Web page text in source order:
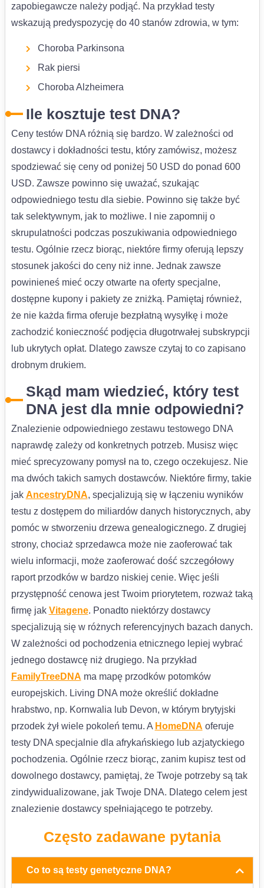
zapobiegawcze należy podjąć. Na przykład testy
wskazują predyspozycję do 40 stanów zdrowia, w tym:
Choroba Parkinsona
Rak piersi
Choroba Alzheimera
Ile kosztuje test DNA?
Ceny testów DNA różnią się bardzo. W zależności od
dostawcy i dokładności testu, który zamówisz, możesz
spodziewać się ceny od poniżej 50 USD do ponad 600
USD. Zawsze powinno się uważać, szukając
odpowiedniego testu dla siebie. Powinno się także być
tak selektywnym, jak to możliwe. I nie zapomnij o
skrupulatności podczas poszukiwania odpowiedniego
testu. Ogólnie rzecz biorąc, niektóre firmy oferują lepszy
stosunek jakości do ceny niż inne. Jednak zawsze
powinieneś mieć oczy otwarte na oferty specjalne,
dostępne kupony i pakiety ze zniżką. Pamiętaj również,
że nie każda firma oferuje bezpłatną wysyłkę i może
zachodzić konieczność podjęcia długotrwałej subskrypcji
lub ukrytych opłat. Dlatego zawsze czytaj to co zapisano
drobnym drukiem.
Skąd mam wiedzieć, który test
DNA jest dla mnie odpowiedni?
Znalezienie odpowiedniego zestawu testowego DNA
naprawdę zależy od konkretnych potrzeb. Musisz więc
mieć sprecyzowany pomysł na to, czego oczekujesz. Nie
ma dwóch takich samych dostawców. Niektóre firmy, takie
jak AncestryDNA, specjalizują się w łączeniu wyników
testu z dostępem do miliardów danych historycznych, aby
pomóc w stworzeniu drzewa genealogicznego. Z drugiej
strony, chociaż sprzedawca może nie zaoferować tak
wielu informacji, może zaoferować dość szczegółowy
raport przodków w bardzo niskiej cenie. Więc jeśli
przystępność cenowa jest Twoim priorytetem, rozważ taką
firmę jak Vitagene. Ponadto niektórzy dostawcy
specjalizują się w różnych referencyjnych bazach danych.
W zależności od pochodzenia etnicznego lepiej wybrać
jednego dostawcę niż drugiego. Na przykład
FamilyTreeDNA ma mapę przodków potomków
europejskich. Living DNA może określić dokładne
hrabstwo, np. Kornwalia lub Devon, w którym brytyjski
przodek żył wiele pokoleń temu. A HomeDNA oferuje
testy DNA specjalnie dla afrykańskiego lub azjatyckiego
pochodzenia. Ogólnie rzecz biorąc, zanim kupisz test od
dowolnego dostawcy, pamiętaj, że Twoje potrzeby są tak
zindywidualizowane, jak Twoje DNA. Dlatego celem jest
znalezienie dostawcy spełniającego te potrzeby.
Często zadawane pytania
Co to są testy genetyczne DNA?